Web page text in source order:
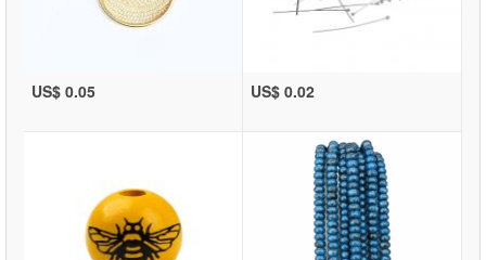
US$ 0.05 US$ 0.02